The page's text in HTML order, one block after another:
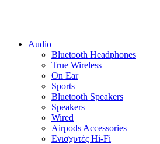
Audio
Bluetooth Headphones
True Wireless
On Ear
Sports
Bluetooth Speakers
Speakers
Wired
Airpods Accessories
Ενισχυτές Hi-Fi